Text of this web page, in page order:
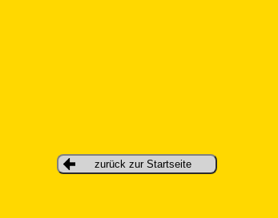
zurück zur Startseite